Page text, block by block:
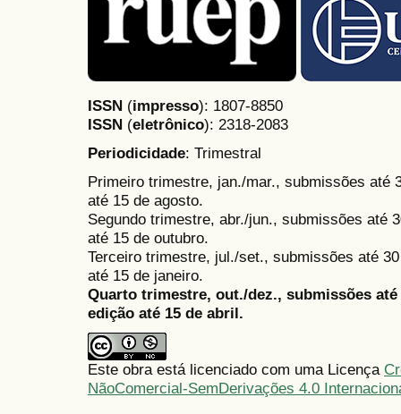
ISSN (impresso): 1807-8850
ISSN (eletrônico): 2318-2083
Periodicidade: Trimestral
Primeiro trimestre, jan./mar., submissões até
até 15 de agosto.
Segundo trimestre, abr./jun., submissões até
até 15 de outubro.
Terceiro trimestre, jul./set., submissões até
até 15 de janeiro.
Quarto trimestre, out./dez., submissões
edição até 15 de abril.
Este obra está licenciado com uma Licença
NãoComercial-SemDerivações 4.0